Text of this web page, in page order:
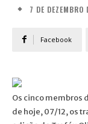
7 DE
Facebook
Os cinco membros
de hoje, 07/12, os